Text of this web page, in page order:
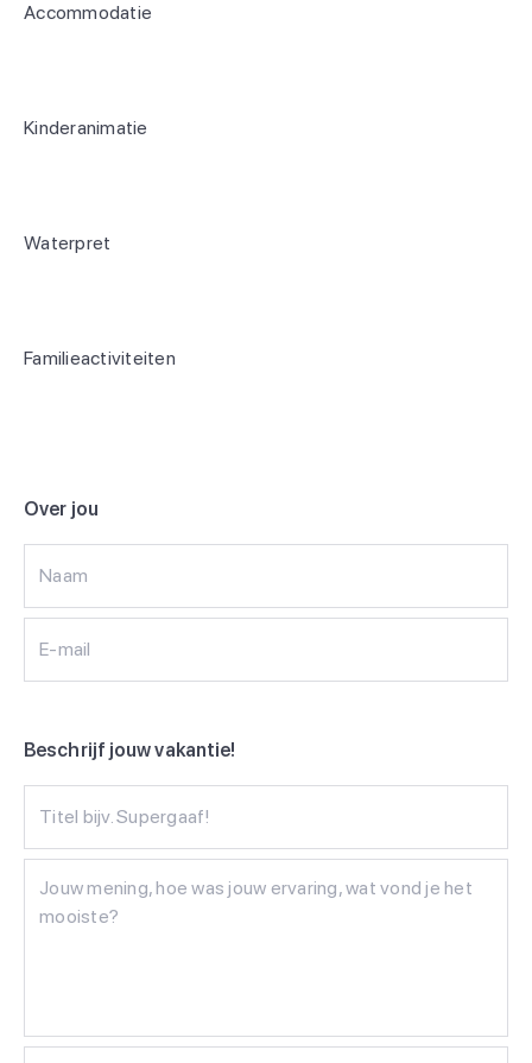
Accommodatie
Kinderanimatie
Waterpret
Familieactiviteiten
Over jou
Naam
E-mail
Beschrijf jouw vakantie!
Titel bijv. Supergaaf!